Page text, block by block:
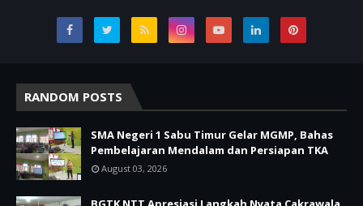
RANDOM POSTS
SMA Negeri 1 Sabu Timur Gelar MGMP, Bahas
Pembelajaran Mendalam dan Persiapan TKA
August 03, 2026